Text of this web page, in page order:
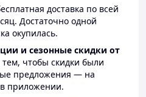
доставка по всей
Достаточно одной
окупилась.
и сезонные скидки от
чтобы скидки были
предложения — на
приложении.